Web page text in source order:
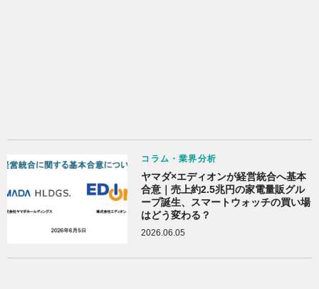
コラム・業界分析
ヤマダ×エディオンが経営統合へ基本
合意｜売上約2.5兆円の家電量販グル
ープ誕生、スマートウォッチの買い場
はどう変わる？
2026.06.05